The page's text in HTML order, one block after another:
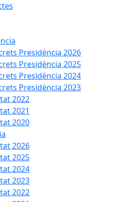
Presidència 2026
Presidència 2025
Presidència 2024
Presidència 2023
2022
2021
2020
2026
2025
2024
2023
2022